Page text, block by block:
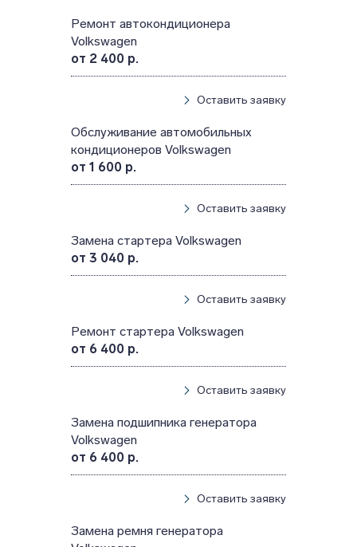
Ремонт автокондиционера
Volkswagen
от 2 400 р.
Оставить заявку
Обслуживание автомобильных
кондиционеров Volkswagen
от 1 600 р.
Оставить заявку
Замена стартера Volkswagen
от 3 040 р.
Оставить заявку
Ремонт стартера Volkswagen
от 6 400 р.
Оставить заявку
Замена подшипника генератора
Volkswagen
от 6 400 р.
Оставить заявку
Замена ремня генератора